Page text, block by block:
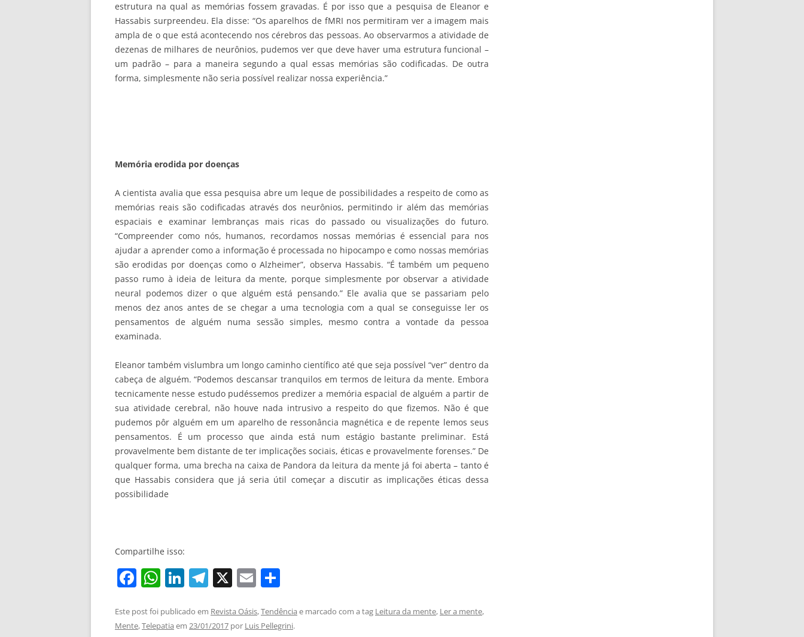
estrutura na qual as memórias fossem gravadas. É por isso que a pesquisa de Eleanor e
Hassabis surpreendeu. Ela disse: “Os aparelhos de fMRI nos permitiram ver a imagem mais
ampla de o que está acontecendo nos cérebros das pessoas. Ao observarmos a atividade de
dezenas de milhares de neurônios, pudemos ver que deve haver uma estrutura funcional –
um padrão – para a maneira segundo a qual essas memórias são codificadas. De outra
forma, simplesmente não seria possível realizar nossa experiência.”
Memória erodida por doenças
A cientista avalia que essa pesquisa abre um leque de possibilidades a respeito de como as
memórias reais são codificadas através dos neurônios, permitindo ir além das memórias
espaciais e examinar lembranças mais ricas do passado ou visualizações do futuro.
“Compreender como nós, humanos, recordamos nossas memórias é essencial para nos
ajudar a aprender como a informação é processada no hipocampo e como nossas memórias
são erodidas por doenças como o Alzheimer”, observa Hassabis. “É também um pequeno
passo rumo à ideia de leitura da mente, porque simplesmente por observar a atividade
neural podemos dizer o que alguém está pensando.” Ele avalia que se passariam pelo
menos dez anos antes de se chegar a uma tecnologia com a qual se conseguisse ler os
pensamentos de alguém numa sessão simples, mesmo contra a vontade da pessoa
examinada.
Eleanor também vislumbra um longo caminho científico até que seja possível “ver” dentro da
cabeça de alguém. “Podemos descansar tranquilos em termos de leitura da mente. Embora
tecnicamente nesse estudo pudéssemos predizer a memória espacial de alguém a partir de
sua atividade cerebral, não houve nada intrusivo a respeito do que fizemos. Não é que
pudemos pôr alguém em um aparelho de ressonância magnética e de repente lemos seus
pensamentos. É um processo que ainda está num estágio bastante preliminar. Está
provavelmente bem distante de ter implicações sociais, éticas e provavelmente forenses.” De
qualquer forma, uma brecha na caixa de Pandora da leitura da mente já foi aberta – tanto é
que Hassabis considera que já seria útil começar a discutir as implicações éticas dessa
possibilidade
Compartilhe isso:
F
c
W
at
Li
k
T
e
X E
ai ar
Este post foi publicado em Revista Oásis,Tendência e marcado com a tag Leitura da mente, Ler a mente,
Mente,Telepatia em 23/01/2017 por Luis Pellegrini.